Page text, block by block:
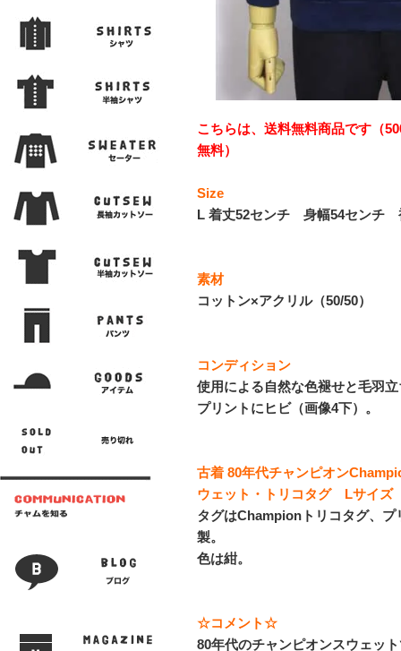
こちらは、送料無料商品です（
無料）
Size
L 着丈52センチ 身幅54センチ
素材
コットン×アクリル（50/50）
コンディション
使用による自然な色褪せと毛羽立
プリントにヒビ（画像4下）。
古着 80年代チャンピオン
ウェット・トリコタグ Lサイズ
タグはChampionトリコタグ、プ
製。
色は紺。
☆コメント☆
80年代のチャンピオンスウェッ